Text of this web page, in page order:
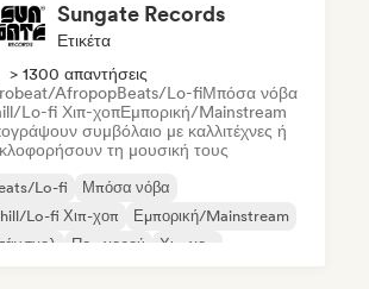
Sungate Records
Ετικέτα
> 1300 απαντήσεις
AfropopBeats/Lo-fiΜπόσα νόβα
Lo-fi Χιπ-χοπΕμπορική/Mainstream
συμβόλαιο με καλλιτέχνες ή
τη μουσική τους
Lo-fi
Μπόσα νόβα
Lo-fi Χιπ-χοπ
Εμπορική/Mainstream
Ποπ χορού
Χιπ-χοπ